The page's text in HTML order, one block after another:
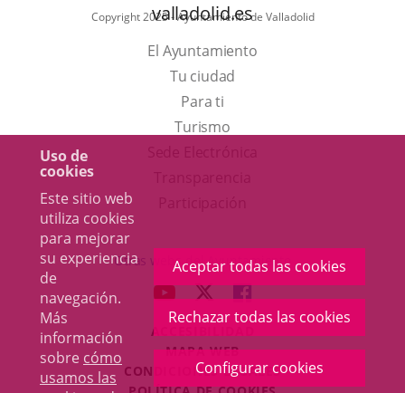
Uso de
cookies
Este sitio web
utiliza cookies
para mejorar
su experiencia
de
navegación.
Más
información
sobre cómo
usamos las
Aceptar todas las cookies
Rechazar todas las cookies
Configurar cookies
Copyright 2025 - Ayuntamiento de Valladolid
valladolid.es
El Ayuntamiento
Tu ciudad
Para ti
TurismoEste
una
ventana
nueva.
externa.
Otras webs del Ayuntamiento
ENLACE
A
UNA
APLICACIÓN
EXTERNA.
ENLACE
A
UNA
APLICACIÓN
EXTERNA.
ENLACE
A
UNA
APLICACIÓN
EXTERNA.
ACCESIBILIDAD
MAPA WEB
CONDICIONES LEGALES